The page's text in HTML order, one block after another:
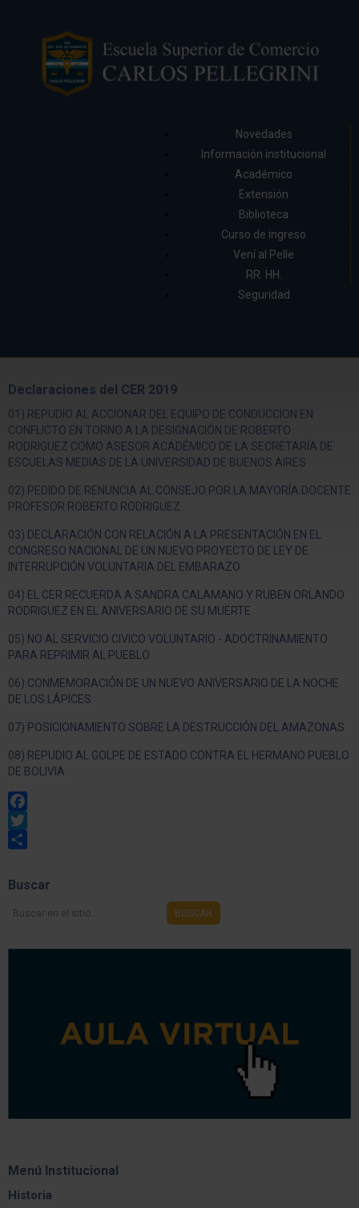
Novedades
Información institucional
Académico
Extensión
Biblioteca
Curso de ingreso
Vení al Pelle
RR. HH.
Seguridad
Declaraciones del CER 2019
01) REPUDIO AL ACCIONAR DEL EQUIPO DE CONDUCCION EN
CONFLICTO EN TORNO A LA DESIGNACIÓN DE ROBERTO
RODRIGUEZ COMO ASESOR ACADÉMICO DE LA SECRETARÍA DE
ESCUELAS MEDIAS DE LA UNIVERSIDAD DE BUENOS AIRES
02) PEDIDO DE RENUNCIA AL CONSEJO POR LA MAYORÍA DOCENTE
PROFESOR ROBERTO RODRIGUEZ
03) DECLARACIÓN CON RELACIÓN A LA PRESENTACIÓN EN EL
CONGRESO NACIONAL DE UN NUEVO PROYECTO DE LEY DE
INTERRUPCIÓN VOLUNTARIA DEL EMBARAZO
04) EL CER RECUERDA A SANDRA CALAMANO Y RUBEN ORLANDO
RODRIGUEZ EN EL ANIVERSARIO DE SU MUERTE
05) NO AL SERVICIO CIVICO VOLUNTARIO - ADOCTRINAMIENTO
PARA REPRIMIR AL PUEBLO
06) CONMEMORACIÓN DE UN NUEVO ANIVERSARIO DE LA NOCHE
DE LOS LÁPICES
07) POSICIONAMIENTO SOBRE LA DESTRUCCIÓN DEL AMAZONAS
08) REPUDIO AL GOLPE DE ESTADO CONTRA EL HERMANO PUEBLO
DE BOLIVIA
Facebook
Twitter
Buscar
Buscar
BUSCAR
Menú Institucional
Historia